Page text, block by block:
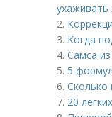
ухаживать
2.
3. Когда
4. Самса
5. 5
6. Сколько
7. 20